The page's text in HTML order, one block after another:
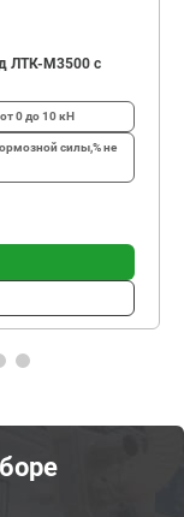
ЛТК-М3500 с
от 0 до 10 кН
силы,%не